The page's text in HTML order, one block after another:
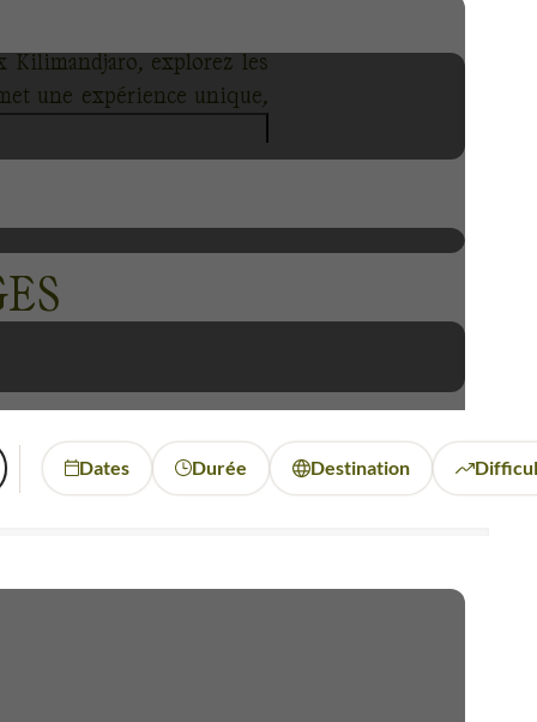
Kilimandjaro, explorez les
une expérience unique,
et d'aventure offrent
Dates Durée Destination